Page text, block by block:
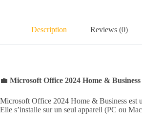
Description Reviews (0)
💼 Microsoft Office 2024 Home &
Microsoft Office 2024 Home & Business est
Elle s’installe sur un seul appareil (PC ou